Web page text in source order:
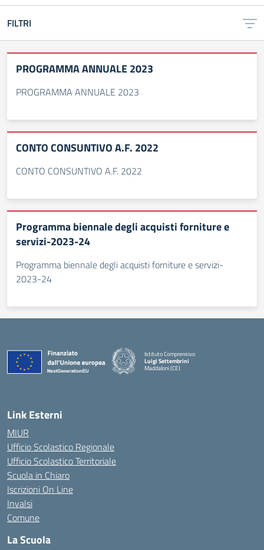
FILTRI
PROGRAMMA ANNUALE 2023
PROGRAMMA ANNUALE 2023
CONTO CONSUNTIVO A.F. 2022
CONTO CONSUNTIVO A.F. 2022
Programma biennale degli acquisti forniture e
servizi-2023-24
Programma biennale degli acquisti forniture e servizi-
2023-24
Istituto Comprensivo
Luigi Settembrini
Maddaloni (CE)
Link Esterni
MIUR
Ufficio Scolastico Regionale
Ufficio Scolastico Territoriale
Scuola in Chiaro
Iscrizioni On Line
Invalsi
Comune
La Scuola